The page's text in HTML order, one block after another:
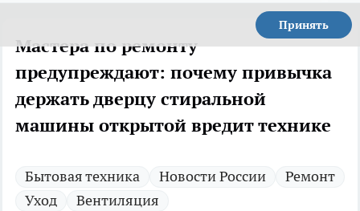
Принять
Мастера по ремонту
предупреждают: почему привычка
держать дверцу стиральной
машины открытой вредит технике
Бытовая техника Новости России
Ремонт
Уход
Вентиляция